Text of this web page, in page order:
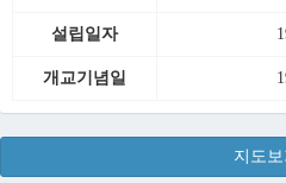
설립일자
개교기념일
지도보